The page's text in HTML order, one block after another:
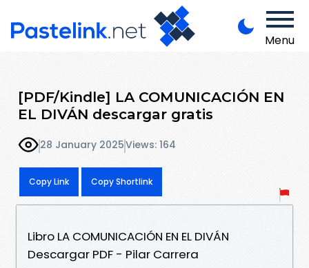
Menu
[PDF/Kindle] LA COMUNICACIÓN EN
EL DIVÁN descargar gratis
28 January 2025Views: 164
Copy Link Copy Shortlink
Libro LA COMUNICACIÓN EN EL DIVÁN
Descargar PDF - Pilar Carrera